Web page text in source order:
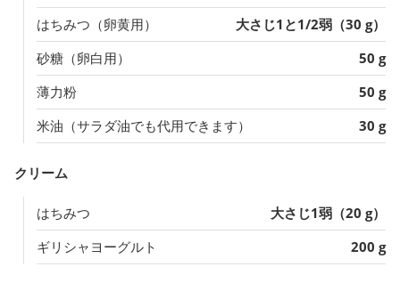
はちみつ（卵黄用）
大さじ1と1/2弱（30 g）
砂糖（卵白用）
50 g
薄力粉
50 g
米油（サラダ油でも代用できます）
30 g
クリーム
はちみつ
大さじ1弱（20 g）
ギリシャヨーグルト
200 g